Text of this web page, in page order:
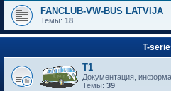
FANCLUB-VW-BUS LATVIJA
Темы: 18
T-
T1
Документация,
Темы: 39